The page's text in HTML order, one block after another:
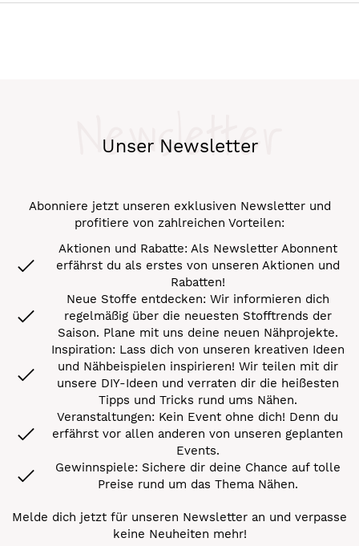
Unser Newsletter
Newsletter
Abonniere jetzt unseren exklusiven Newsletter und
profitiere von zahlreichen Vorteilen:
Aktionen und Rabatte: Als Newsletter Abonnent
erfährst du als erstes von unseren Aktionen und
Rabatten!
Neue Stoffe entdecken: Wir informieren dich
regelmäßig über die neuesten Stofftrends der
Saison. Plane mit uns deine neuen Nähprojekte.
Inspiration: Lass dich von unseren kreativen Ideen
und Nähbeispielen inspirieren! Wir teilen mit dir
unsere DIY-Ideen und verraten dir die heißesten
Tipps und Tricks rund ums Nähen.
Veranstaltungen: Kein Event ohne dich! Denn du
erfährst vor allen anderen von unseren geplanten
Events.
Gewinnspiele: Sichere dir deine Chance auf tolle
Preise rund um das Thema Nähen.
Melde dich jetzt für unseren Newsletter an und verpasse
keine Neuheiten mehr!